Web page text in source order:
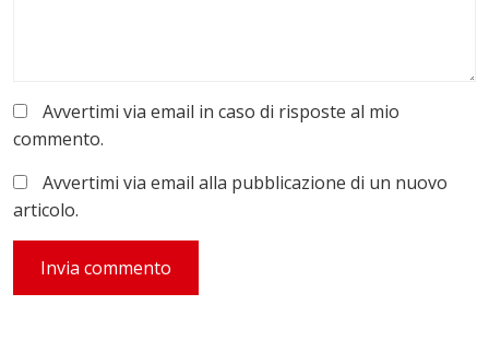
Avvertimi via email in caso di risposte al mio
commento.
Avvertimi via email alla pubblicazione di un nuovo
articolo.